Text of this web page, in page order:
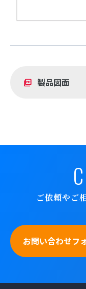
picture_as_pdf 製品図面
ご依頼やご
お問い合わせフ